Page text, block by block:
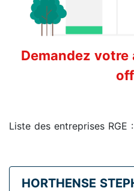
Demandez
Liste des entreprises RGE
HORTHENSE